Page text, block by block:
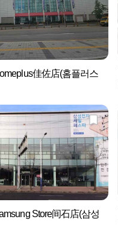
佳佐店(홈플러스
Store间石店(삼성